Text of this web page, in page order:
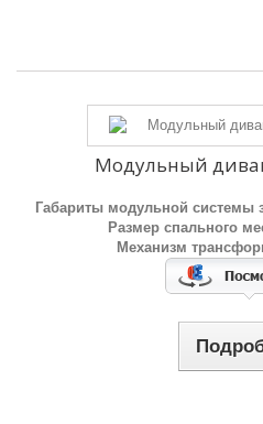
Модульный
Габариты модульной системы
Размер спального
Механизм